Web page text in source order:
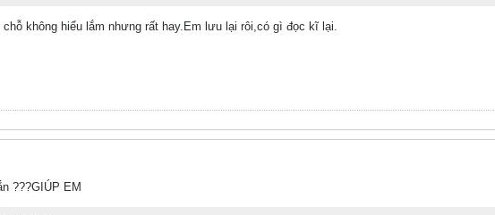
không hiểu lắm nhưng rất hay.Em lưu lại rôi,có gì đọc kĩ lại.
???GIÚP EM